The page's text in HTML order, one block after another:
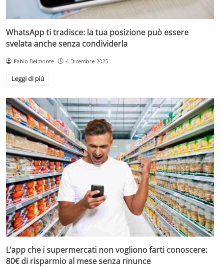
WhatsApp ti tradisce: la tua posizione può essere
svelata anche senza condividerla
Fabio Belmonte 4 Dicembre 2025
Leggi di più
L’app che i supermercati non vogliono farti conoscere:
80€ di risparmio al mese senza rinunce